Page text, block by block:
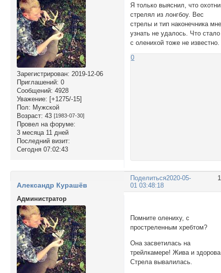
Зарегистрирован: 2019-12-06
Приглашений: 0
Сообщений: 4928
Уважение: [+1275/-15]
Пол: Мужской
Возраст: 43 [1983-07-30]
Провел на форуме:
3 месяца 11 дней
Последний визит:
Сегодня 07:02:43
Я только выяснил, что
стрелял из лонгбоу. Вес
стрелы и тип наконечника
узнать не удалось. Что стало
с оленихой тоже не известно.
0
Поделиться2020-05-
01 03:48:18
Александр Курашёв
Администратор
Помните олениху, с
простреленным хребтом?
Она засветилась на
трейлкамере! Жива и
Стрела вывалилась.